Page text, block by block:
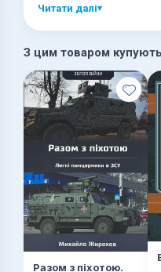
Читати далі▾
З цим товаром купують
Разом з піхотою.